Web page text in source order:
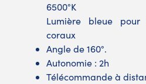
6500°K
Lumière bleue
coraux
Angle de 160°.
Autonomie : 2h
Télécommande à